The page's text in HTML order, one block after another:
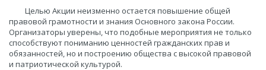
Целью Акции неизменно остается повышение общей
правовой грамотности и знания Основного закона России.
Организаторы уверены, что подобные мероприятия не только
способствуют пониманию ценностей гражданских прав и
обязанностей, но и построению общества с высокой правовой
и патриотической культурой.